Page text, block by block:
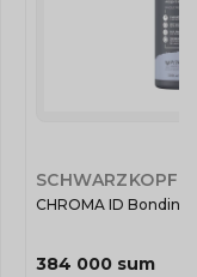
SCHWARZKOPF
CHROMA ID Bonding
384 000 sum